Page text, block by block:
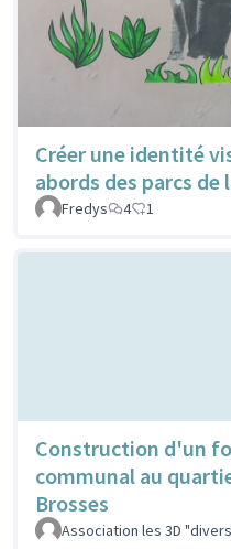
Créer une identité
abords des parcs de
Fredys
4 1
Construction d'un
communal au
Brosses
Association les 3D